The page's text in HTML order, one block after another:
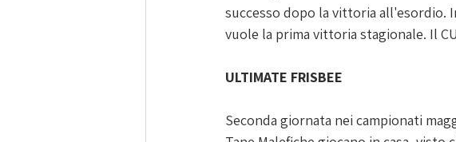
successo dopo la vittoria all'esordio.
vuole la prima vittoria stagionale. Il
ULTIMATE FRISBEE
Seconda giornata nei campionati